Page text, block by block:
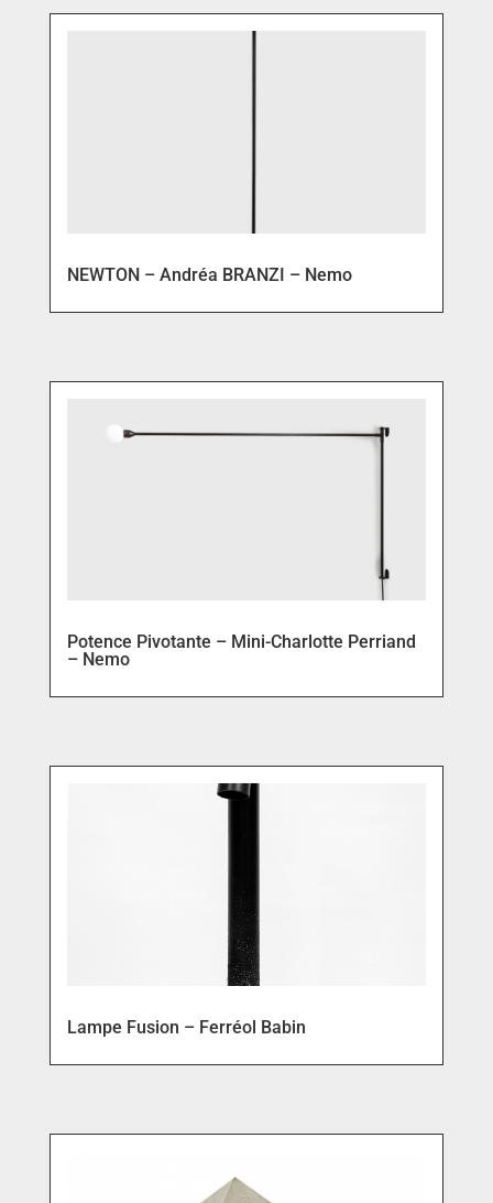
NEWTON – Andréa BRANZI – Nemo
Potence Pivotante – Mini-Charlotte Perriand
– Nemo
Lampe Fusion – Ferréol Babin